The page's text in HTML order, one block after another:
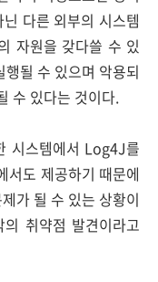
다른 외부의 시스템
자원을 갖다쓸 수 있
될 수 있으며 악용되
수 있다는 것이다.
시스템에서 Log4J를
서도 제공하기 때문에
가 될 수 있는 상황이
취약점 발견이라고